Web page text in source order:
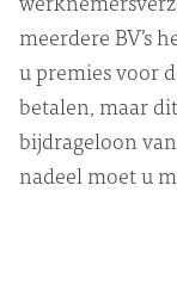
meerdere BV’s
u premies voor
betalen, maar
bijdrageloon
nadeel moet u